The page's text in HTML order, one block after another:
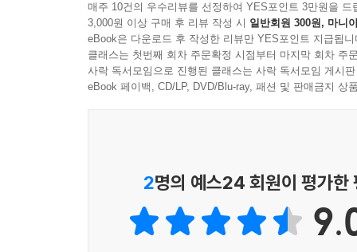
매주 10건의 우수리뷰를 선정하여 YES포인트 3만원을 드
3,000원 이상 구매 후 리뷰 작성 시 일반회원 300원, 마니
eBook은 다운로드 후 작성한 리뷰만 YES포인트 지급됩니
클래스는 첫번째 회차 주문확정 시점부터 마지막 회차 주
사락 독서모임으로 진행된 클래스는 사락 독서모임 게시
eBook 페이백, CD/LP, DVD/Blu-ray, 패션 및 판매금지 상
2명의 예스24 회원이 평가한